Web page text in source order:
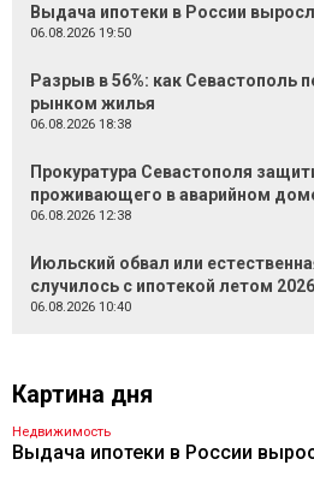
Выдача ипотеки в России
06.08.2026 19:50
Разрыв в 56%: как Севастополь
рынком жилья
06.08.2026 18:38
Прокуратура Севастополя
проживающего в аварийном
06.08.2026 12:38
Июльский обвал или
случилось с ипотекой летом
06.08.2026 10:40
Картина дня
Недвижимость
Выдача ипотеки в России